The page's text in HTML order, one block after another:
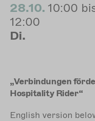
28.10. 10:00
12:00
Di.
„Verbindungen
Hospitality Rider“
English version